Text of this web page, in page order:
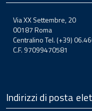
Via XX Settembre, 20
00187 Roma
Centralino Tel. (+39)
C.F. 97099470581
Indirizzi di posta